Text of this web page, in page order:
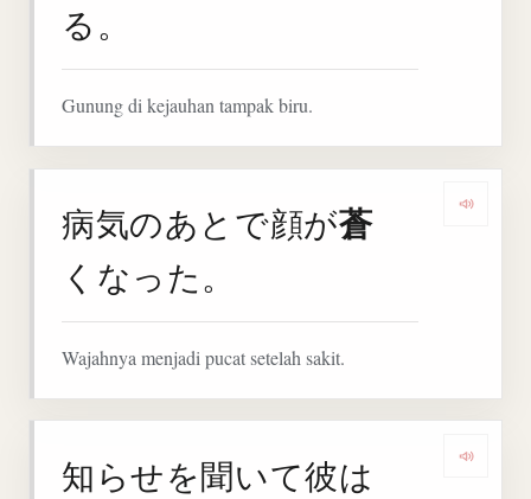
る。
Gunung di kejauhan tampak biru.
病気のあとで顔が蒼
くなった。
Wajahnya menjadi pucat setelah sakit.
知らせを聞いて彼は